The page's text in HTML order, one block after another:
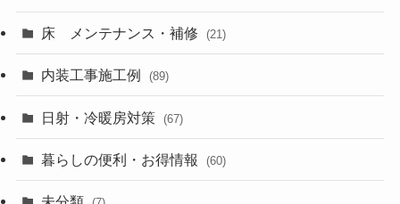
床 メンテナンス・補修 (21)
内装工事施工例 (89)
日射・冷暖房対策 (67)
暮らしの便利・お得情報 (60)